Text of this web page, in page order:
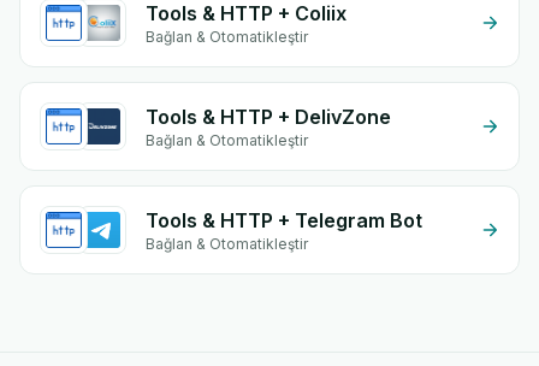
Tools & HTTP + Coliix
Bağlan & Otomatikleştir
Tools & HTTP + DelivZone
Bağlan & Otomatikleştir
Tools & HTTP + Telegram Bot
Bağlan & Otomatikleştir